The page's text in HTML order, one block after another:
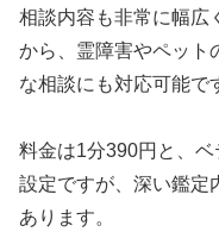
相談内容も非常に幅広
から、霊障害やペット
な相談にも対応可能で
料金は1分390円と、
設定ですが、深い鑑定
あります。